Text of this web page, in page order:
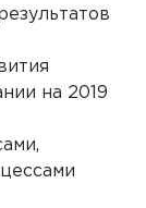
на 2019